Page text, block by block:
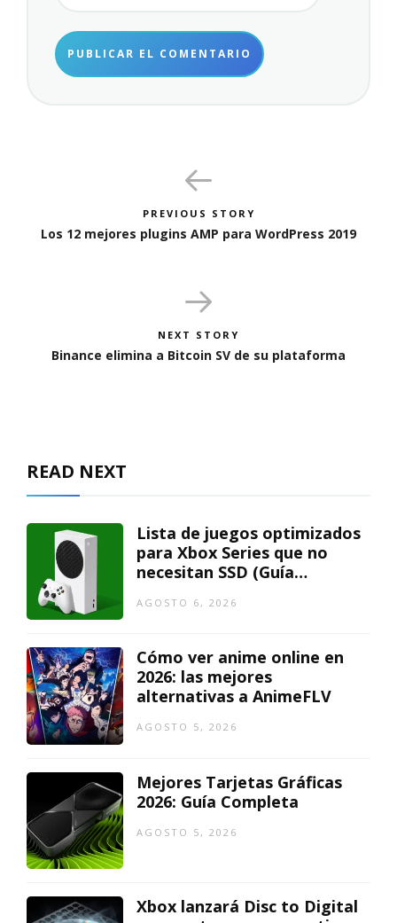
PREVIOUS STORY
Los 12 mejores plugins AMP para WordPress 2019
NEXT STORY
Binance elimina a Bitcoin SV de su plataforma
READ NEXT
Lista de juegos optimizados
para Xbox Series que no
necesitan SSD (Guía
AGOSTO 6, 2026
Cómo ver anime online en
2026: las mejores
alternativas a AnimeFLV
AGOSTO 5, 2026
Mejores Tarjetas Gráficas
2026: Guía Completa
AGOSTO 5, 2026
Xbox lanzará Disc to Digital